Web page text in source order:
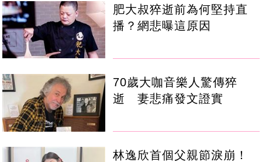
肥大叔猝逝前為何堅持直
播？網悲曝這原因
70歲大咖音樂人驚傳猝
逝 妻悲痛發文證實
林逸欣首個父親節淚崩！